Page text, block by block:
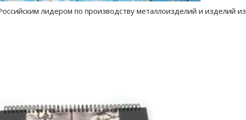
лидером по производству металлоизделий и изделий из